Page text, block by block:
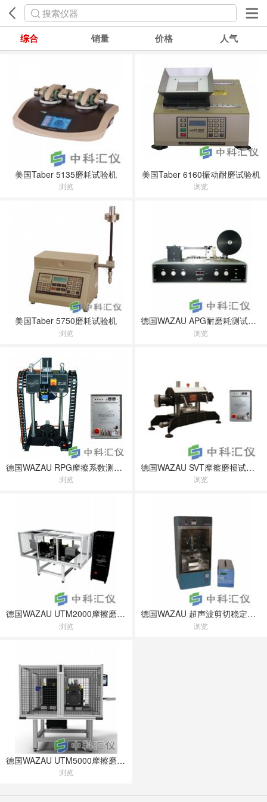
搜索仪器
综合 销量 价格 人气
美国Taber 5135磨耗试验机
浏览
美国Taber 6160振动耐磨试验机
浏览
美国Taber 5750磨耗试验机
浏览
德国WAZAU APG耐磨耗测试仪SN 27650
浏览
德国WAZAU RPG摩擦系数测试仪 DIN EN ISO 8295
浏览
德国WAZAU SVT摩擦磨损试验机
浏览
德国WAZAU UTM2000摩擦磨损试验机
浏览
德国WAZAU 超声波剪切稳定性测定仪ASTM D2603&D5621
浏览
德国WAZAU UTM5000摩擦磨损试验机
浏览